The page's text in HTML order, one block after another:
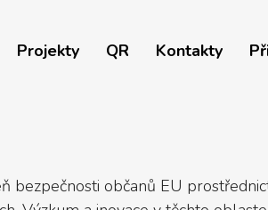
Projekty QR Kontakty
bezpečnosti občanů EU